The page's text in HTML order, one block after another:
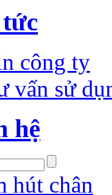
công ty
vấn sử
hệ